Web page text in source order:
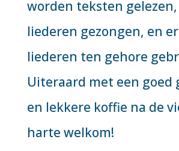
worden teksten
liederen gezongen, en
liederen ten gehore
Uiteraard met een goed
en lekkere koffie na de
harte welkom!